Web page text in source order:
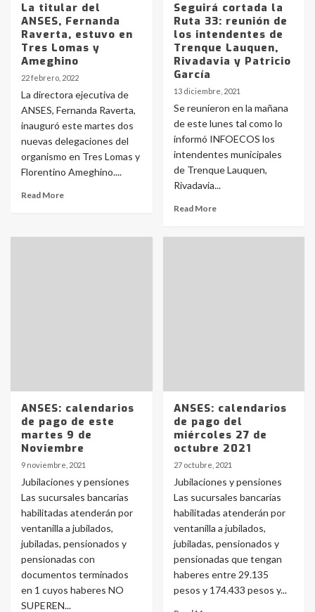
La titular del
ANSES, Fernanda
Raverta, estuvo en
Tres Lomas y
Ameghino
22 febrero, 2022
La directora ejecutiva de
ANSES, Fernanda Raverta,
inauguró este martes dos
nuevas delegaciones del
organismo en Tres Lomas y
Florentino Ameghino....
Read More
Seguirá cortada la
Ruta 33: reunión de
los intendentes de
Trenque Lauquen,
Rivadavia y Patricio
García
13 diciembre, 2021
Se reunieron en la mañana
de este lunes tal como lo
informó INFOECOS los
intendentes municipales
de Trenque Lauquen,
Rivadavia...
Read More
ANSES: calendarios
de pago de este
martes 9 de
Noviembre
9 noviembre, 2021
Jubilaciones y pensiones
Las sucursales bancarias
habilitadas atenderán por
ventanilla a jubilados,
jubiladas, pensionados y
pensionadas con
documentos terminados
en 1 cuyos haberes NO
SUPEREN...
ANSES: calendarios
de pago del
miércoles 27 de
octubre 2021
27 octubre, 2021
Jubilaciones y pensiones
Las sucursales bancarias
habilitadas atenderán por
ventanilla a jubilados,
jubiladas, pensionados y
pensionadas que tengan
haberes entre 29.135
pesos y 174.433 pesos y...